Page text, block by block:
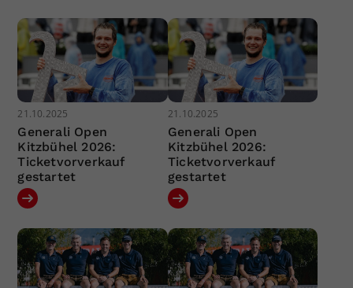
21.10.2025
Generali Open
Kitzbühel 2026:
Ticketvorverkauf
gestartet
21.10.2025
Generali Open
Kitzbühel 2026:
Ticketvorverkauf
gestartet